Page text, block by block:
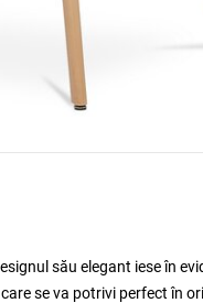
său elegant iese în
se va potrivi perfect în